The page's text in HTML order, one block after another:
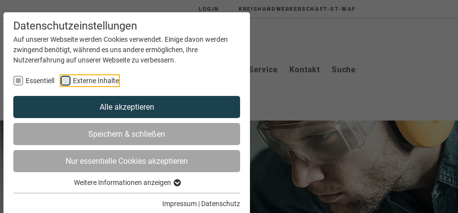
Datenschutzeinstellungen
Auf unserer Webseite werden Cookies verwendet. Einige davon werden
zwingend benötigt, während es uns andere ermöglichen, Ihre
Nutzererfahrung auf unserer Webseite zu verbessern.
Essentiell Externe Inhalte
Alle akzeptieren
Speichern & schließen
Nur essentielle Cookies akzeptieren
Weitere Informationen anzeigen
Impressum | Datenschutz
LOGIN KREISHANDWERKERSCHAFT-ST-WAF
Service Kontakt Suche